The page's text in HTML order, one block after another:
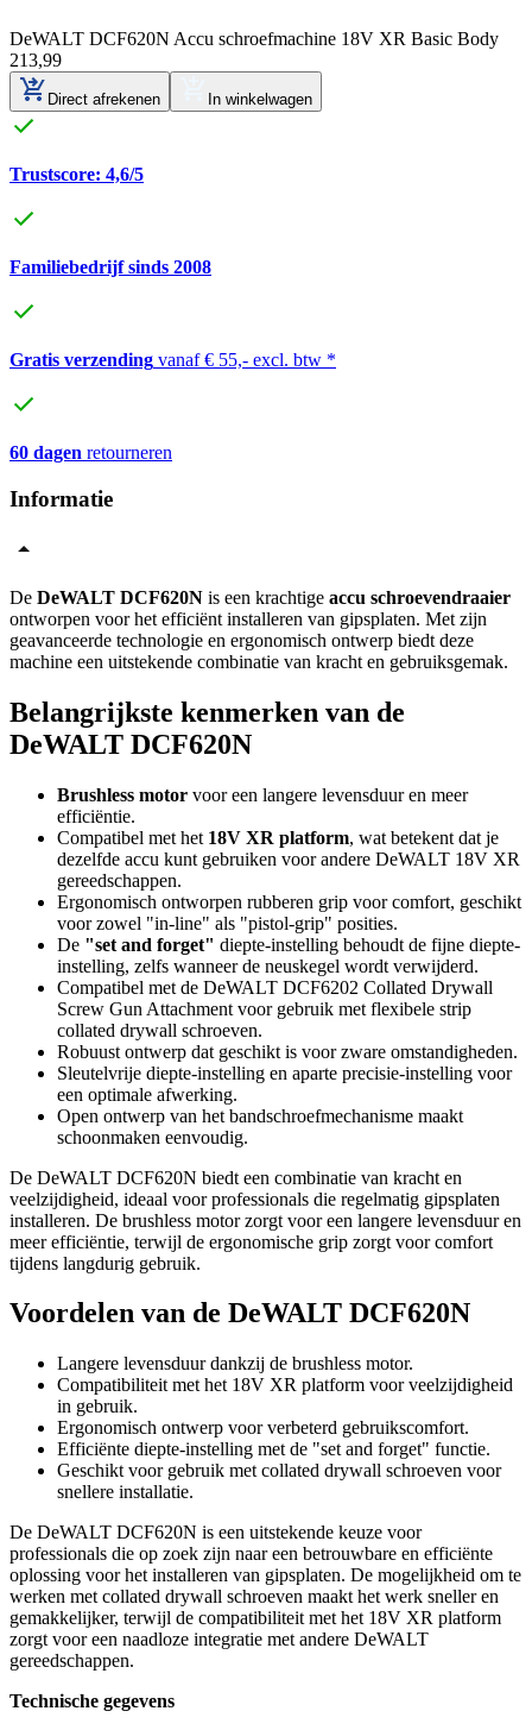
DeWALT DCF620N Accu schroefmachine 18V XR Basic Body
213,99
Direct afrekenen In winkelwagen
Trustscore: 4,6/5
Familiebedrijf sinds 2008
Gratis verzending vanaf € 55,- excl. btw *
60 dagen retourneren
Informatie
De DeWALT DCF620N is een krachtige accu schroevendraaier
ontworpen voor het efficiënt installeren van gipsplaten. Met zijn
geavanceerde technologie en ergonomisch ontwerp biedt deze
machine een uitstekende combinatie van kracht en gebruiksgemak.
Belangrijkste kenmerken van de
DeWALT DCF620N
Brushless motor voor een langere levensduur en meer
efficiëntie.
Compatibel met het 18V XR platform, wat betekent dat je
dezelfde accu kunt gebruiken voor andere DeWALT 18V XR
gereedschappen.
Ergonomisch ontworpen rubberen grip voor comfort, geschikt
voor zowel "in-line" als "pistol-grip" posities.
De "set and forget" diepte-instelling behoudt de fijne diepte-
instelling, zelfs wanneer de neuskegel wordt verwijderd.
Compatibel met de DeWALT DCF6202 Collated Drywall
Screw Gun Attachment voor gebruik met flexibele strip
collated drywall schroeven.
Robuust ontwerp dat geschikt is voor zware omstandigheden.
Sleutelvrije diepte-instelling en aparte precisie-instelling voor
een optimale afwerking.
Open ontwerp van het bandschroefmechanisme maakt
schoonmaken eenvoudig.
De DeWALT DCF620N biedt een combinatie van kracht en
veelzijdigheid, ideaal voor professionals die regelmatig gipsplaten
installeren. De brushless motor zorgt voor een langere levensduur en
meer efficiëntie, terwijl de ergonomische grip zorgt voor comfort
tijdens langdurig gebruik.
Voordelen van de DeWALT DCF620N
Langere levensduur dankzij de brushless motor.
Compatibiliteit met het 18V XR platform voor veelzijdigheid
in gebruik.
Ergonomisch ontwerp voor verbeterd gebruikscomfort.
Efficiënte diepte-instelling met de "set and forget" functie.
Geschikt voor gebruik met collated drywall schroeven voor
snellere installatie.
De DeWALT DCF620N is een uitstekende keuze voor
professionals die op zoek zijn naar een betrouwbare en efficiënte
oplossing voor het installeren van gipsplaten. De mogelijkheid om te
werken met collated drywall schroeven maakt het werk sneller en
gemakkelijker, terwijl de compatibiliteit met het 18V XR platform
zorgt voor een naadloze integratie met andere DeWALT
gereedschappen.
Technische gegevens